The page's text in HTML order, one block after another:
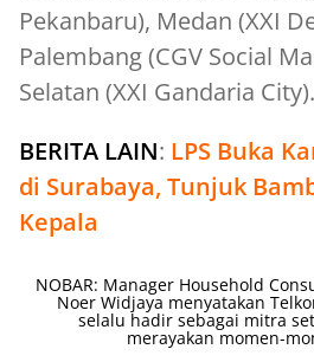
Pekanbaru), Medan (XXI
Palembang (CGV Social
Selatan (XXI Gandaria City).
BERITA LAIN: LPS Buka
di Surabaya, Tunjuk
Kepala
NOBAR: Manager Household
Noer Widjaya menyatakan
selalu hadir sebagai mitra
merayakan momen-